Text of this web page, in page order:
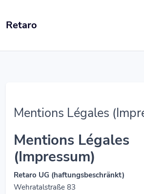
Retaro
Mentions Légales
Mentions Légales
(Impressum)
Retaro UG (haftungsbeschränkt)
Wehratalstraße 83